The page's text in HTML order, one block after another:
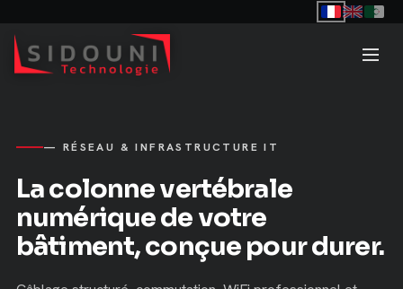
— RÉSEAU & INFRASTRUCTURE IT
La colonne vertébrale
numérique de votre
bâtiment, conçue pour durer.